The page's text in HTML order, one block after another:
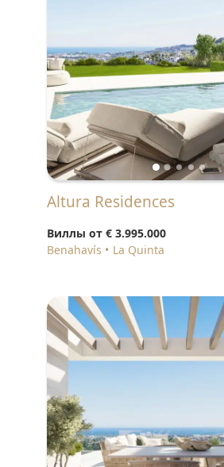
Altura Residences
Виллы от € 3.995.000
Benahavís
La Quinta